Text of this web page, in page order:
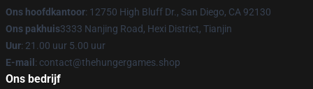
Ons hoofdkantoor: 12750 High Bluff Dr., San Diego, CA 92130
Ons pakhuis3333 Nanjing Road, Hexi District, Tianjin
Uur: 21.00 uur 5.00 uur
E-mail : contact@thehungergames.shop
Ons bedrijf